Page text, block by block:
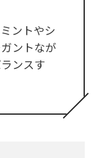
ントやシ
ントなが
ンスす